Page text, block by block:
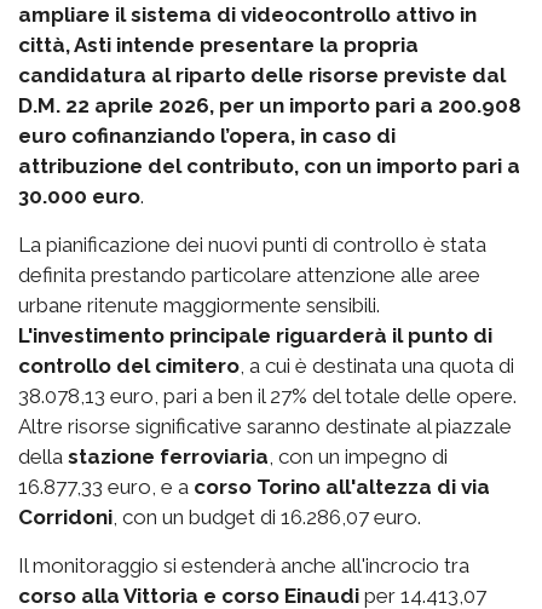
ampliare il sistema di videocontrollo attivo in
città, Asti intende presentare la propria
candidatura al riparto delle risorse previste dal
D.M. 22 aprile 2026, per un importo pari a 200.908
euro cofinanziando l’opera, in caso di
attribuzione del contributo, con un importo pari a
30.000 euro.
La pianificazione dei nuovi punti di controllo è stata
definita prestando particolare attenzione alle aree
urbane ritenute maggiormente sensibili.
L'investimento principale riguarderà il punto di
controllo del cimitero , a cui è destinata una quota di
38.078,13 euro, pari a ben il 27% del totale delle opere.
Altre risorse significative saranno destinate al piazzale
della stazione ferroviaria , con un impegno di
16.877,33 euro, e a corso Torino all'altezza di via
Corridoni , con un budget di 16.286,07 euro.
Il monitoraggio si estenderà anche all'incrocio tra
corso alla Vittoria e corso Einaudi per 14.413,07